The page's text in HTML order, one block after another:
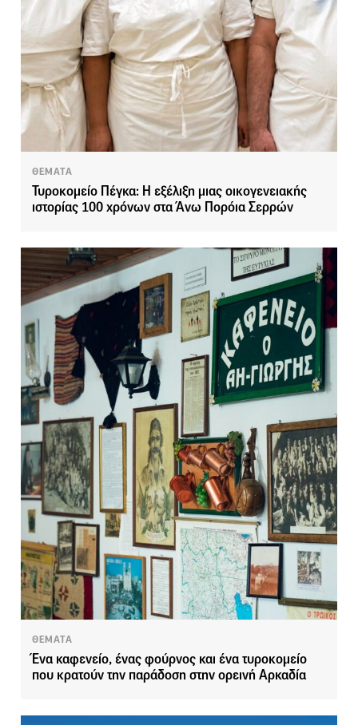
ΘΕΜΑΤΑ
Τυροκομείο Πέγκα: Η εξέλιξη μιας οικογενειακής
ιστορίας 100 χρόνων στα Άνω Πορόια Σερρών
ΘΕΜΑΤΑ
Ένα καφενείο, ένας φούρνος και ένα τυροκομείο
που κρατούν την παράδοση στην ορεινή Αρκαδία